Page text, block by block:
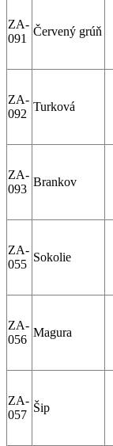
ZA-
091
Červený grúň
ZA-
092
Turková
ZA-
093
Brankov
ZA-
055
Sokolie
ZA-
056
Magura
ZA-
057
Šip